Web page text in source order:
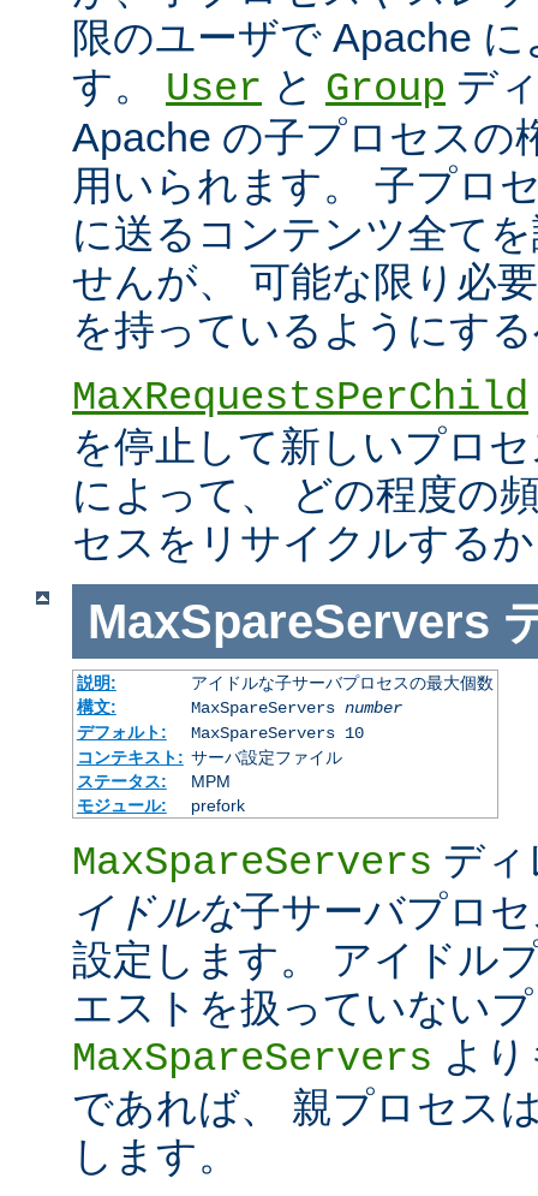
限のユーザで Apache
す。 User と Group デ
Apache の子プロセスの
用いられます。 子プロ
に送るコンテンツ全て
せんが、 可能な限り必
を持っているようにす
MaxRequestsPerChild
を停止して新しいプロ
によって、 どの程度の
セスをリサイクルする
MaxSpareServers
説明:
アイドルな子サーバプロセスの最大個数
構文:
MaxSpareServers number
デフォルト:
MaxSpareServers 10
コンテキスト: サーバ設定ファイル
ステータス:
MPM
モジュール:
prefork
MaxSpareServers デ
イドルな子サーバプロ
設定します。 アイドル
エストを扱っていない
MaxSpareServers よ
であれば、 親プロセス
します。